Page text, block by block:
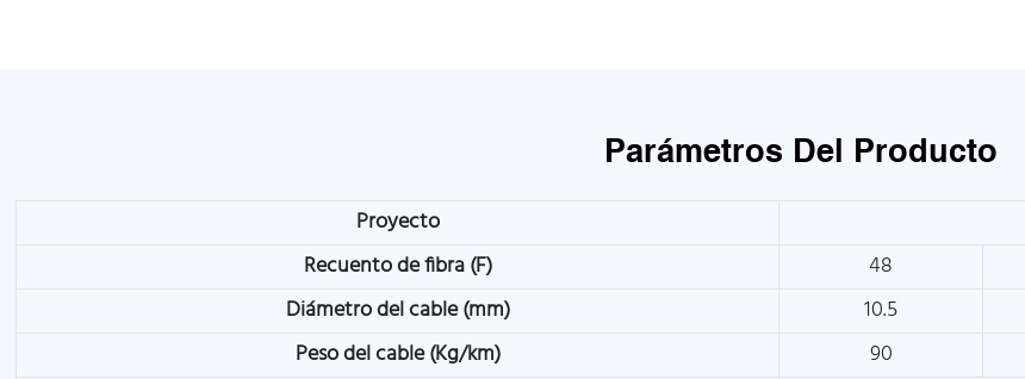
Parámetros Del Producto
Proyecto
Recuento de fibra (F)
48
Diámetro del cable (mm)
10.5
Peso del cable (Kg/km)
90